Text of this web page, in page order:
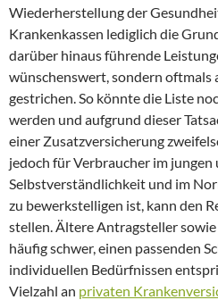
Wiederherstellung der
Krankenkassen lediglich die
darüber hinaus führende
wünschenswert, sondern oftmals
gestrichen. So könnte die Liste
werden und aufgrund dieser
einer Zusatzversicherung
jedoch für Verbraucher im
Selbstverständlichkeit und im
zu bewerkstelligen ist, kann den
stellen. Ältere Antragsteller sowie
häufig schwer, einen passenden
individuellen Bedürfnissen
Vielzahl an privaten